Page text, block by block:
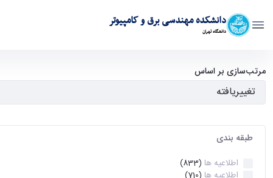
دانشکده مهندسی برق و کامپیوتر
دانشگاه تهران
آرشیو اطلاعیه ها - ece- دانشکده مهندسی برق و کامپیوتر
مرتب‌سازی بر اساس
طبقه بندی
اطلاعیه ها (833)